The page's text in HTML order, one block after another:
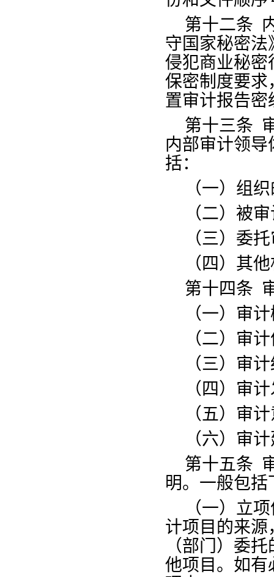
第十二条
守国家秘密
侵犯商业秘密
保密制度要求
置审计报告
第十三条
内部审计领
括：
（一）组
（二）被
（三）委
（四）其
第十四条
（一）审
（二）审
（三）审
（四）审
（五）审
（六）审
第十五条
明。一般包括
（一）立
计项目的来
（部门）委
他项目。如有